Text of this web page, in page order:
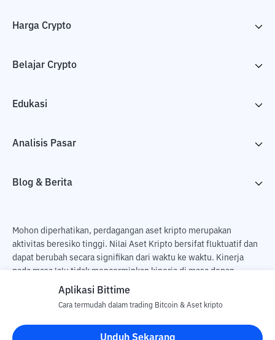
Harga Crypto
Belajar Crypto
Edukasi
Analisis Pasar
Blog & Berita
Mohon diperhatikan, perdagangan aset kripto merupakan
aktivitas beresiko tinggi. Nilai Aset Kripto bersifat fluktuatif dan
dapat berubah secara signifikan dari waktu ke waktu. Kinerja
pada masa lalu tidak mencerminkan kinerja di masa depan.
Terdapat risiko kehilangan sebagai dampak dari membeli dan
pengguna. PT Utama Aset Digital Indonesia (Bittime) tidak
bertanggung jawab atas perubahan fluktuasi dari nilai tukar Aset
Aplikasi Bittime
Cara termudah dalam trading Bitcoin & Aset kripto